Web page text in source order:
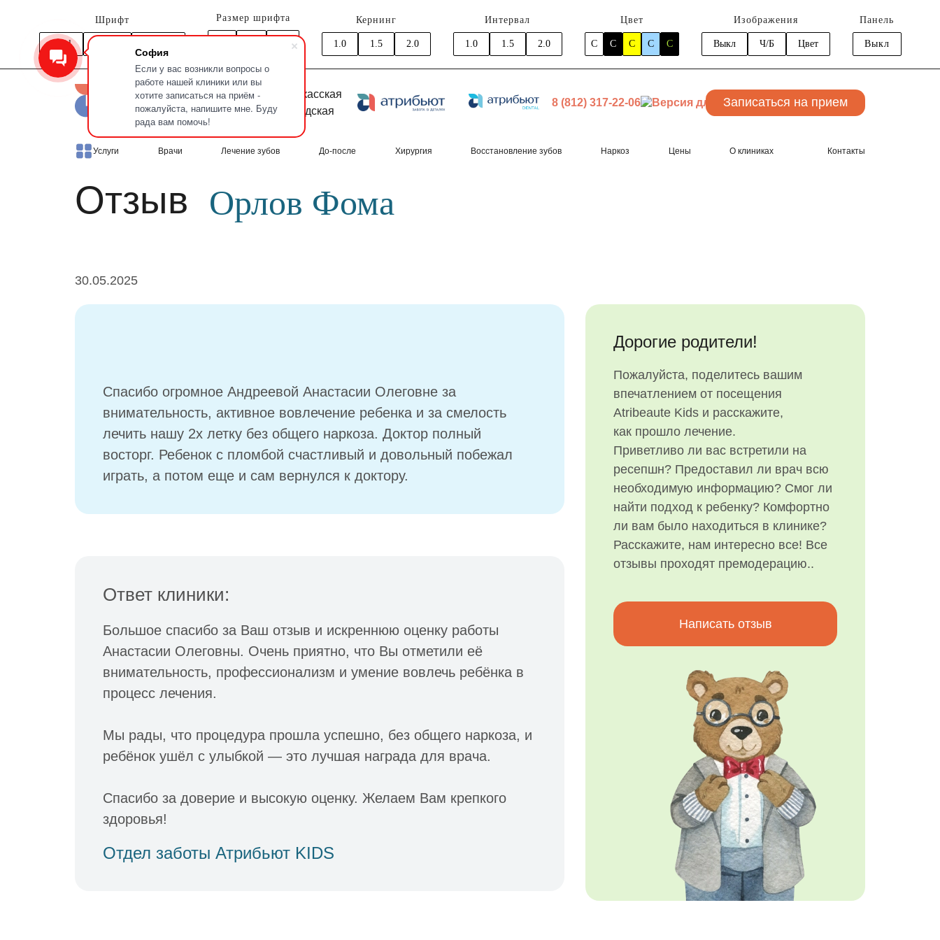
София
Если у вас возникли вопросы о
работе нашей клиники или вы
хотите записаться на приём -
пожалуйста, напишите мне. Буду
рада вам помочь!
Шрифт
Arial
Размер шрифта Кернинг
1.0 1.5 2.0
Интервал
1.0 1.5 2.0
Цвет
C C C C C
Изображения
Выкл Ч/Б Цвет
Панель
Выкл
Новочеркасская
Петроградская
8 (812) 317-22-06 Записаться на прием
Услуги Врачи Лечение зубов До-после Хирургия Восстановление зубов Наркоз Цены О клиниках Контакты
Главная
Отзыв Орлов Фома
30.05.2025
Спасибо огромное Андреевой Анастасии Олеговне за
внимательность, активное вовлечение ребенка и за смелость
лечить нашу 2х летку без общего наркоза. Доктор полный
восторг. Ребенок с пломбой счастливый и довольный побежал
играть, а потом еще и сам вернулся к доктору.
Ответ клиники:
Большое спасибо за Ваш отзыв и искреннюю оценку работы
Анастасии Олеговны. Очень приятно, что Вы отметили её
внимательность, профессионализм и умение вовлечь ребёнка в
процесс лечения.
Мы рады, что процедура прошла успешно, без общего наркоза, и
ребёнок ушёл с улыбкой — это лучшая награда для врача.
Спасибо за доверие и высокую оценку. Желаем Вам крепкого
здоровья!
Отдел заботы Атрибьют KIDS
Дорогие родители!
Пожалуйста, поделитесь вашим
впечатлением от посещения
Atribeaute Kids и расскажите,
как прошло лечение.
Приветливо ли вас встретили на
ресепшн? Предоставил ли врач всю
необходимую информацию? Смог ли
найти подход к ребенку? Комфортно
ли вам было находиться в клинике?
Расскажите, нам интересно все! Все
отзывы проходят премодерацию..
Написать отзыв